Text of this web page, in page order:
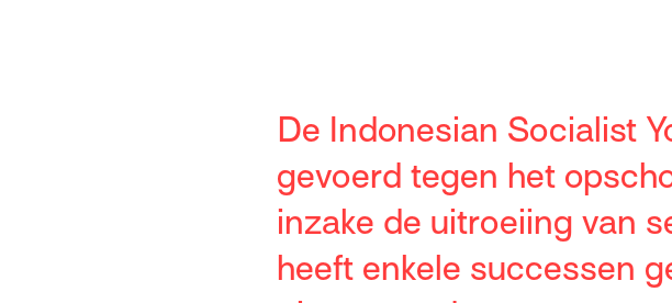
De Indonesian Socialist
gevoerd tegen het
inzake de uitroeiing van
heeft enkele successen